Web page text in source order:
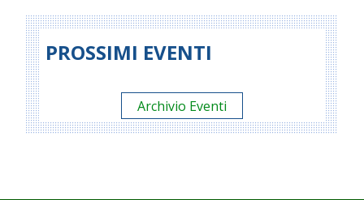
PROSSIMI EVENTI
Archivio Eventi